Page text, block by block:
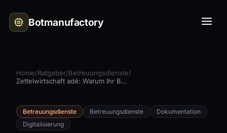
Botmanufactory
Home/Ratgeber/Betreuungsdienste/
Zettelwirtschaft adé: Warum Ihr Betreuungsdienst 2026 eine digitale Dokumentation braucht
Betreuungsdienste Betreuungsdienste
Dokumentation
Digitalisierung